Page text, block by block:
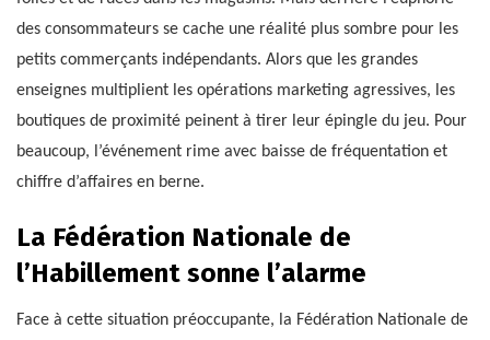
des consommateurs se cache une réalité plus sombre pour les
petits commerçants indépendants. Alors que les grandes
enseignes multiplient les opérations marketing agressives, les
boutiques de proximité peinent à tirer leur épingle du jeu. Pour
beaucoup, l’événement rime avec baisse de fréquentation et
chiffre d’affaires en berne.
La Fédération Nationale de
l’Habillement sonne l’alarme
Face à cette situation préoccupante, la Fédération Nationale de